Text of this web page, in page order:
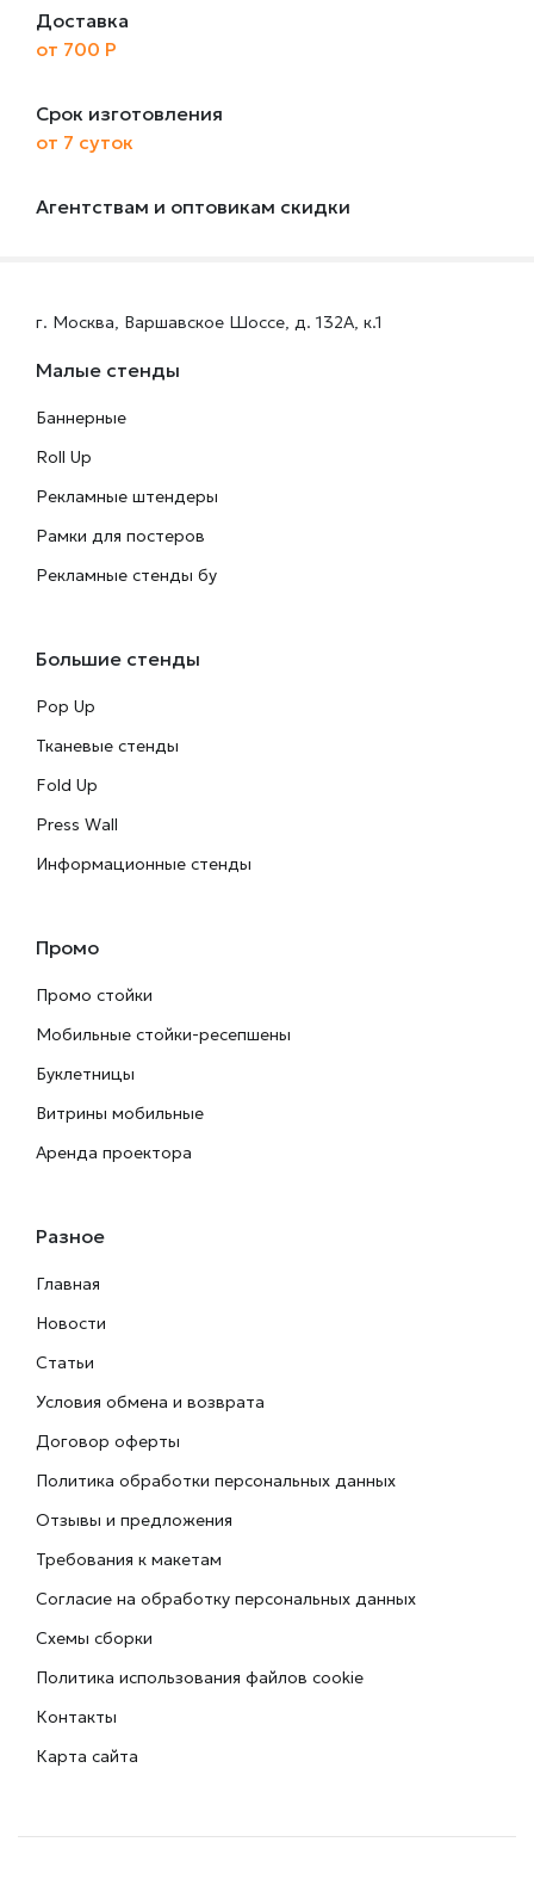
Доставка
от 700 Р
Срок изготовления
от 7 суток
Агентствам и оптовикам скидки
г. Москва, Варшавское Шоссе, д. 132А, к.1
Малые стенды
Баннерные
Roll Up
Рекламные штендеры
Рамки для постеров
Рекламные стенды бу
Большие стенды
Pop Up
Тканевые стенды
Fold Up
Press Wall
Информационные стенды
Промо
Промо стойки
Мобильные стойки-ресепшены
Буклетницы
Витрины мобильные
Аренда проектора
Разное
Главная
Новости
Статьи
Условия обмена и возврата
Договор оферты
Политика обработки персональных данных
Отзывы и предложения
Требования к макетам
Согласие на обработку персональных данных
Схемы сборки
Политика использования файлов cookie
Контакты
Карта сайта